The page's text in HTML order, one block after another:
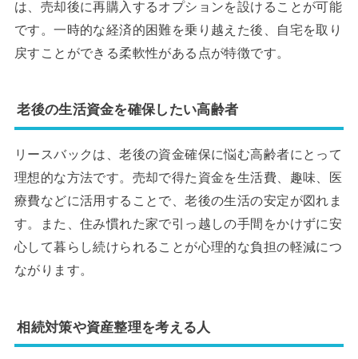
は、売却後に再購入するオプションを設けることが可能
です。一時的な経済的困難を乗り越えた後、自宅を取り
戻すことができる柔軟性がある点が特徴です。
老後の生活資金を確保したい高齢者
リースバックは、老後の資金確保に悩む高齢者にとって
理想的な方法です。売却で得た資金を生活費、趣味、医
療費などに活用することで、老後の生活の安定が図れま
す。また、住み慣れた家で引っ越しの手間をかけずに安
心して暮らし続けられることが心理的な負担の軽減につ
ながります。
相続対策や資産整理を考える人